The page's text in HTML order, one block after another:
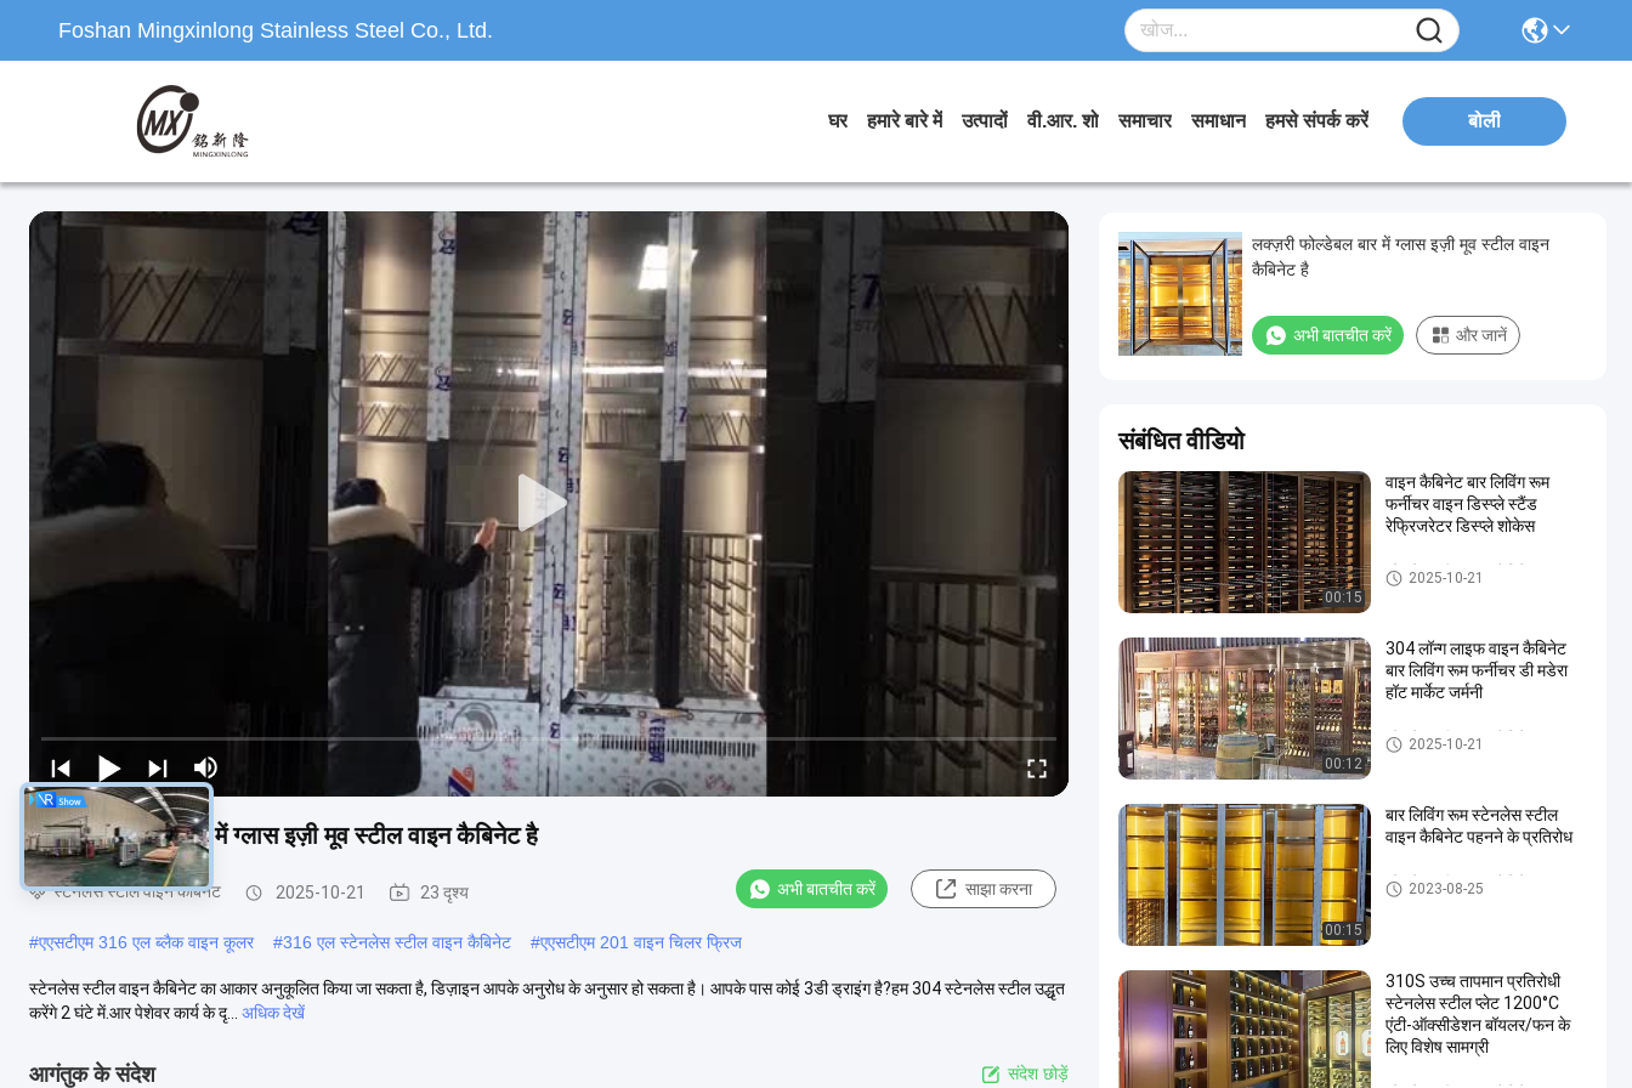
Foshan Mingxinlong Stainless Steel Co., Ltd.
घर हमारे बारे में उत्पादों वी.आर. शो समाचार समाधान हमसे संपर्क करें बोली
लक्ज़री फोल्डेबल बार में ग्लास इज़ी मूव स्टील वाइन कैबिनेट है
स्टेनलेस स्टील वाइन कैबिनेट 2025-10-21 23 दृश्य अभी बातचीत करें साझा करना
#एएसटीएम 316 एल ब्लैक वाइन कूलर #316 एल स्टेनलेस स्टील वाइन कैबिनेट #एएसटीएम 201 वाइन चिलर फ्रिज
स्टेनलेस स्टील वाइन कैबिनेट का आकार अनुकूलित किया जा सकता है, डिज़ाइन आपके अनुरोध के अनुसार हो सकता है। आपके पास कोई 3डी ड्राइंग है?हम 304 स्टेनलेस स्टील उद्धृत
करेंगे 2 घंटे में.आर पेशेवर कार्य के दृ...
अधिक देखें
आगंतुक के संदेश संदेश छोड़ें
लक्ज़री फोल्डेबल बार में ग्लास इज़ी मूव स्टील वाइन
कैबिनेट है
अभी बातचीत करें और जानें
संबंधित वीडियो
00:15
वाइन कैबिनेट बार लिविंग रूम
फर्नीचर वाइन डिस्प्ले स्टैंड
रेफ्रिजरेटर डिस्प्ले शोकेस
स्टेनलेस स्टील वाइन कैबिनेट
2025-10-21
00:12
304 लॉन्ग लाइफ वाइन कैबिनेट
बार लिविंग रूम फर्नीचर डी मडेरा
हॉट मार्केट जर्मनी
स्टेनलेस स्टील वाइन कैबिनेट
2025-10-21
00:15
बार लिविंग रूम स्टेनलेस स्टील
वाइन कैबिनेट पहनने के प्रतिरोध
स्टेनलेस स्टील वाइन कैबिनेट
2023-08-25
310S उच्च तापमान प्रतिरोधी
स्टेनलेस स्टील प्लेट 1200°C
एंटी-ऑक्सीडेशन बॉयलर/फन के
लिए विशेष सामग्री